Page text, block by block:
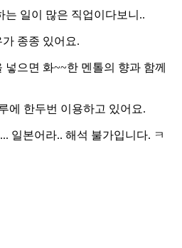
는 일이 많은 직업이다보니..
종종 있어요.
으면 화~~한 멘톨의 향과 함께
에 한두번 이용하고 있어요.
일본어라.. 해석 불가입니다. ㅋ